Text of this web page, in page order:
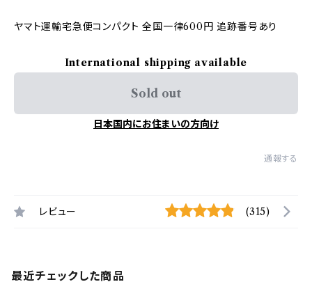
ヤマト運輸宅急便コンパクト 全国一律600円 追跡番号あり
International shipping available
Sold out
日本国内にお住まいの方向け
通報する
レビュー (315)
最近チェックした商品